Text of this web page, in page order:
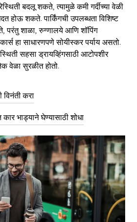
बदलू शकते, त्यामुळे कमी गर्दीच्या वेळी
होऊ शकते. पार्किंगची उपलब्धता विशिष्ट
शाळा, रुग्णालये आणि शॉपिंग
हा साधारणपणे सोयीस्कर पर्याय असतो.
सहसा ड्रायव्हिंगसाठी आटोपशीर
वेळा सुरळीत होतो.
करा
भाड्याने घेण्यासाठी शोधा